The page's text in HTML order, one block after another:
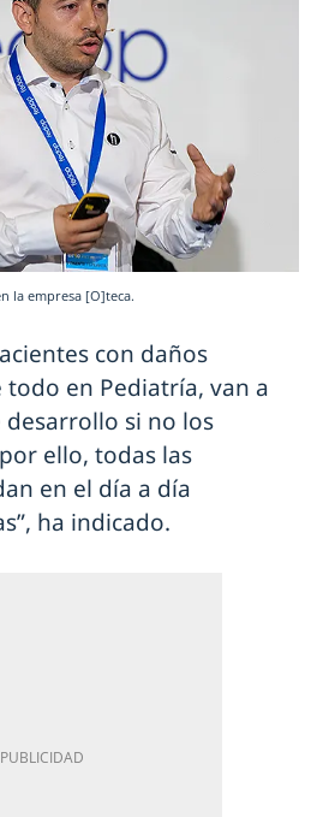
la empresa [O]teca.
con daños
en Pediatría, van a
si no los
ello, todas las
en el día a día
ha indicado.